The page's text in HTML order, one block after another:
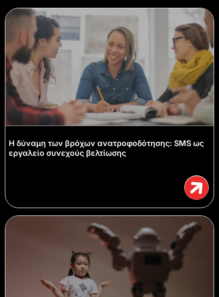
Η δύναμη των βρόχων ανατροφοδότησης: SMS ως
εργαλείο συνεχούς βελτίωσης